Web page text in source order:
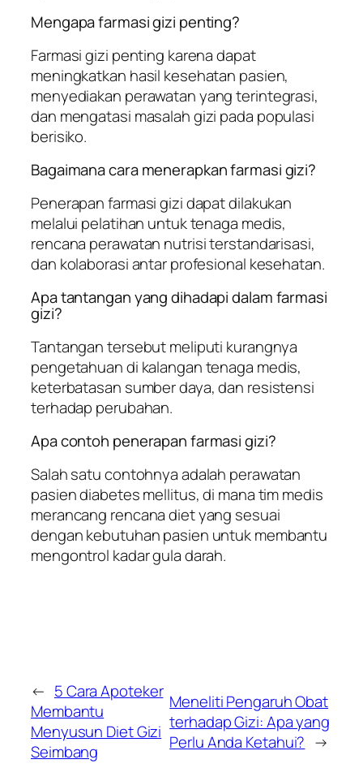
Mengapa farmasi gizi penting?
Farmasi gizi penting karena dapat
meningkatkan hasil kesehatan pasien,
menyediakan perawatan yang terintegrasi,
dan mengatasi masalah gizi pada populasi
berisiko.
Bagaimana cara menerapkan farmasi gizi?
Penerapan farmasi gizi dapat dilakukan
melalui pelatihan untuk tenaga medis,
rencana perawatan nutrisi terstandarisasi,
dan kolaborasi antar profesional kesehatan.
Apa tantangan yang dihadapi dalam farmasi
gizi?
Tantangan tersebut meliputi kurangnya
pengetahuan di kalangan tenaga medis,
keterbatasan sumber daya, dan resistensi
terhadap perubahan.
Apa contoh penerapan farmasi gizi?
Salah satu contohnya adalah perawatan
pasien diabetes mellitus, di mana tim medis
merancang rencana diet yang sesuai
dengan kebutuhan pasien untuk membantu
mengontrol kadar gula darah.
← 5 Cara Apoteker
Membantu
Menyusun Diet Gizi
Seimbang
Meneliti Pengaruh Obat
terhadap Gizi: Apa yang
Perlu Anda Ketahui? →